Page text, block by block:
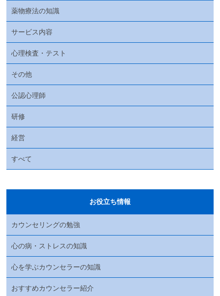
薬物療法の知識
サービス内容
心理検査・テスト
その他
公認心理師
研修
経営
すべて
お役立ち情報
カウンセリングの勉強
心の病・ストレスの知識
心を学ぶカウンセラーの知識
おすすめカウンセラー紹介